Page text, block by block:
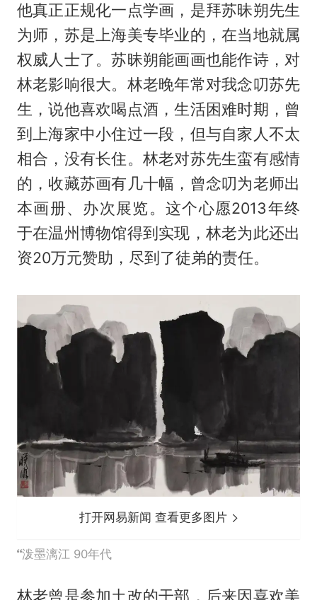
他真正正规化一点学画，是拜苏昧朔先生
为师，苏是上海美专毕业的，在当地就属
权威人士了。苏昧朔能画画也能作诗，对
林老影响很大。林老晚年常对我念叨苏先
生，说他喜欢喝点酒，生活困难时期，曾
到上海家中小住过一段，但与自家人不太
相合，没有长住。林老对苏先生蛮有感情
的，收藏苏画有几十幅，曾念叨为老师出
本画册、办次展览。这个心愿2013年终
于在温州博物馆得到实现，林老为此还出
资20万元赞助，尽到了徒弟的责任。
打开网易新闻 查看更多图片
泼墨漓江 90年代
林老曾是参加土改的干部，后来因喜欢美